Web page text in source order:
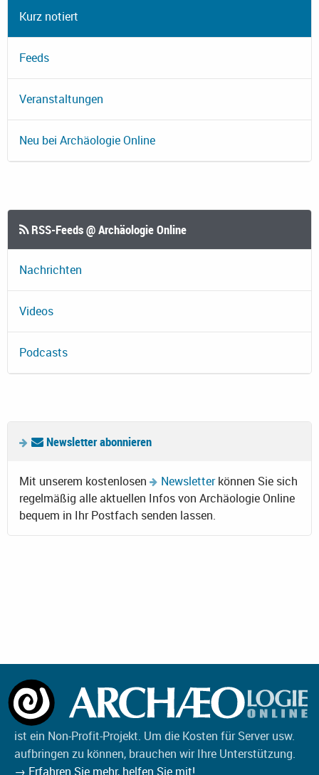
Kurz notiert
Feeds
Veranstaltungen
Neu bei Archäologie Online
RSS-Feeds @ Archäologie Online
Nachrichten
Videos
Podcasts
Newsletter abonnieren
Mit unserem kostenlosen Newsletterkönnen Sie sich
regelmäßig alle aktuellen Infos von Archäologie Online
bequem in Ihr Postfach senden lassen.
ist ein Non-Profit-Projekt. Um die Kosten für Server usw.
aufbringen zu können, brauchen wir Ihre Unterstützung.
→ Erfahren Sie mehr, helfen Sie mit!